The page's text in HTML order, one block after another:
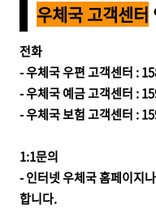
우체국 고객센터
전화
- 우체국 우편 고객센터 :
- 우체국 예금 고객센터 :
- 우체국 보험 고객센터 :
1:1문의
- 인터넷 우체국 홈페이지
합니다.